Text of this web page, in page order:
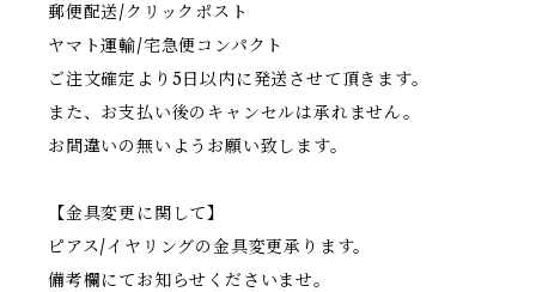
郵便配送/クリックポスト
ヤマト運輸/宅急便コンパクト
ご注文確定より5日以内に発送させて頂きます。
また、お支払い後のキャンセルは承れません。
お間違いの無いようお願い致します。
【金具変更に関して】
ピアス/イヤリングの金具変更承ります。
備考欄にてお知らせくださいませ。